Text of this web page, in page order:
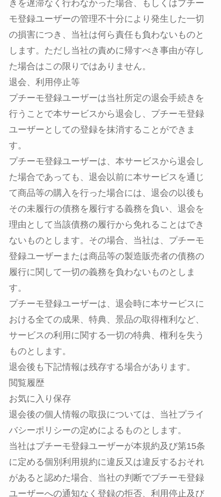
きを遅滞なく行わなかった場合、もしくはプチー
モ登録ユーザーの管理不十分により発生した一切
の損害につき、当社は何ら責任も負わないものと
します。ただし当社の責めに帰すべき事由が存し
た場合はこの限りではありません。
退会、利用停止等
プチーモ登録ユーザーは当社所定の退会手続きを
行うことで本サービスから退会し、プチーモ登録
ユーザーとしての登録を抹消することができま
す。
プチーモ登録ユーザーは、本サービスから退会し
た場合であっても、退会以前に本サービスを通じ
て商品等の購入を行った場合には、退会の以後も
その未履行の債務を履行する義務を負い、退会を
理由として当該債務の履行から免れることはでき
ないものとします。その場合、当社は、プチーモ
登録ユーザーまたは商品等の製造販売者の債務の
履行に関して一切の義務を負わないものとしま
す。
プチーモ登録ユーザーは、退会時に本サービスに
おける全ての成果、特典、景品の取得権利など、
サービスの利用に関する一切の特典、権利を失う
ものとします。
退会後も下記情報は残存する場合があります。
閲覧履歴
お気に入り保存
退会後の個人情報の取扱については、当社プライ
バシーポリシーの定めによるものとします。
当社はプチーモ登録ユーザーが本規約及び第15条
に定める個別利用規約に違反又は違反するおそれ
があると認めた場合、当社の判断でプチーモ登録
ユーザーへの通知なく登録の拒否、利用停止及び